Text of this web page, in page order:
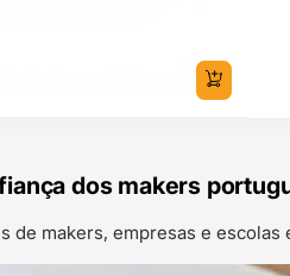
dos makers
de makers, empresas e escolas